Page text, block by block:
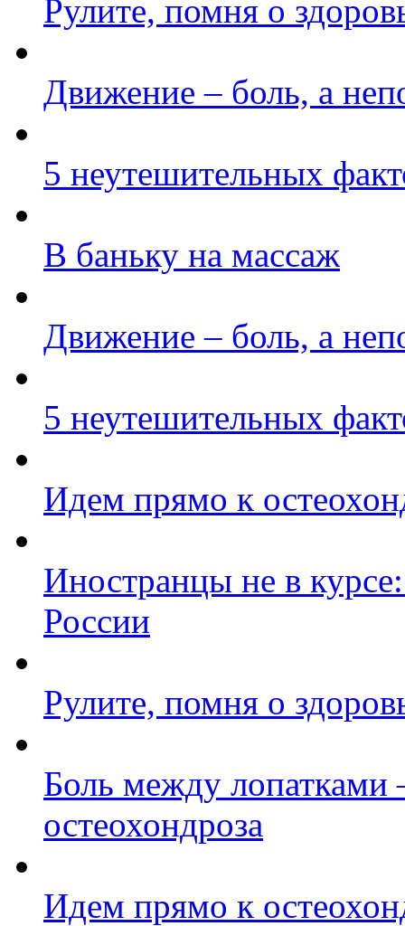
Рулите, помня о
Движение – боль, а
5 неутешительных
В баньку на массаж
Движение – боль, а
5 неутешительных
Идем прямо к
Иностранцы не в
России
Рулите, помня о
Боль между лопатками
остеохондроза
Идем прямо к